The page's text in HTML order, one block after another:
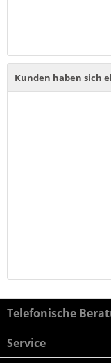
Kunden haben sich
Telefonische
Service